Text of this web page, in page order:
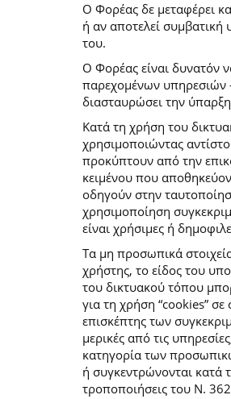
Ο Φορέας δε μεταφέρει
ή αν αποτελεί συμβατική
του.
Ο Φορέας είναι δυνατόν
παρεχομένων υπηρεσιών
διασταυρώσει την
Κατά τη χρήση του
χρησιμοποιώντας
προκύπτουν από την
κειμένου που
οδηγούν στην
χρησιμοποίηση
είναι χρήσιμες ή
Τα μη προσωπικά
χρήστης, το είδος του
του δικτυακού τόπου
για τη χρήση “cookies”
επισκέπτης των
μερικές από τις
κατηγορία των
ή συγκεντρώνονται κατά
τροποποιήσεις του Ν.